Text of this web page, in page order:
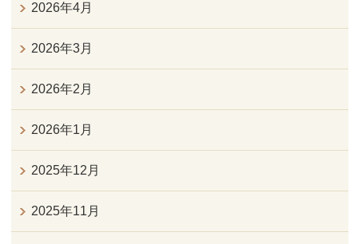
2026年4月
2026年3月
2026年2月
2026年1月
2025年12月
2025年11月